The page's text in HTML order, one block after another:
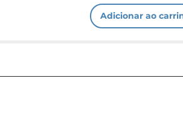
Adicionar ao